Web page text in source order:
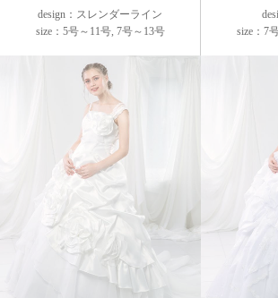
design：スレンダーライン
size：5号～11号, 7号～13号
size：7